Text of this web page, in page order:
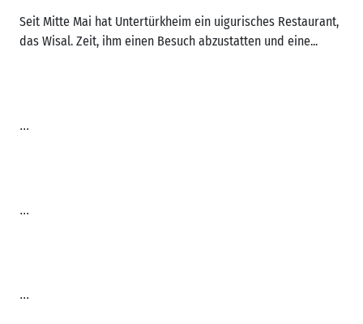
Seit Mitte Mai hat Untertürkheim ein uigurisches Restaurant,
das Wisal. Zeit, ihm einen Besuch abzustatten und eine...
...
...
...